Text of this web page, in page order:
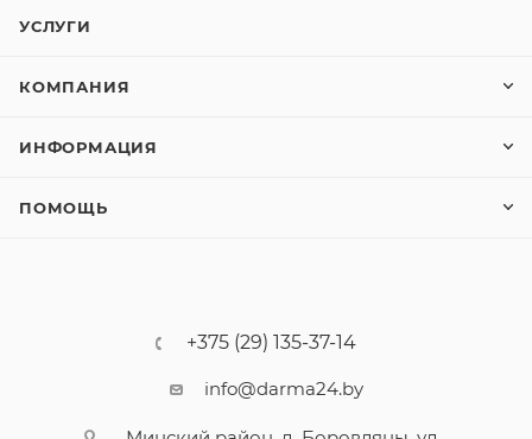
УСЛУГИ
КОМПАНИЯ
ИНФОРМАЦИЯ
ПОМОЩЬ
+375 (29) 135-37-14
info@darma24.by